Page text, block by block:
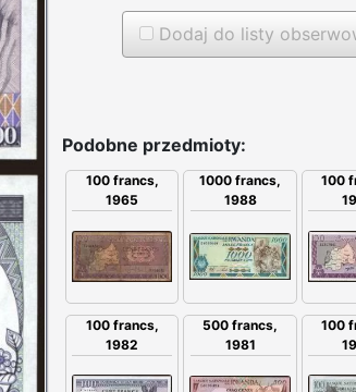
Dodaj do listy
Podobne przedmioty:
100 francs,
1965
1000 francs,
1988
100
100 francs,
1982
500 francs,
1981
100